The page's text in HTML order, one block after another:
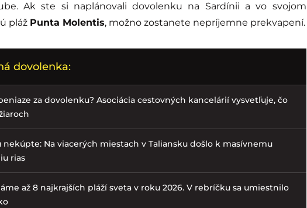
Ak ste si naplánovali dovolenku na Sardínii a vo svojom
pláž Punta Molentis, možno zostanete nepríjemne prekvapení.
dovolenka:
za dovolenku? Asociácia cestovných kancelárií vysvetľuje, čo
nekúpte: Na viacerých miestach v Taliansku došlo k masívnemu
rias
až 8 najkrajších pláží sveta v roku 2026. V rebríčku sa umiestnilo